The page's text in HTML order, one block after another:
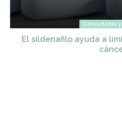
Curiosidades
El sildenafilo ayuda a